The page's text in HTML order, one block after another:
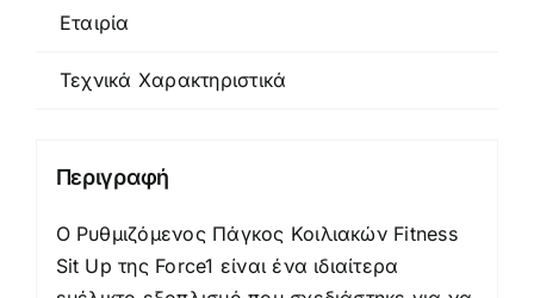
ποσότητα
Εταιρία
Τεχνικά Χαρακτηριστικά
Περιγραφή
Ο Ρυθμιζόμενος Πάγκος Κοιλιακών Fitness
Sit Up της Force1 είναι ένα ιδιαίτερα